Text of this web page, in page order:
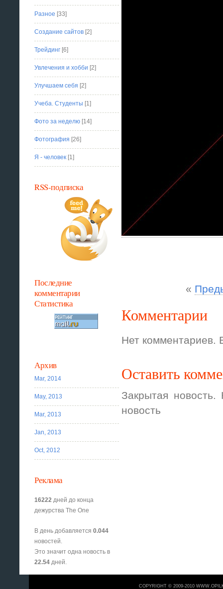
«
Комментарии
Нет
Оставить
Закрытая
новость
Разное [33]
Создание сайтов [2]
Трейдинг [6]
Увлечения и хобби [2]
Улучшаем себя [2]
Учеба. Студенты [1]
Фото за неделю [14]
Фотография [26]
Я - человек [1]
RSS-подписка
Последние
комментарии
Статистика
Архив
Mar, 2014
May, 2013
Mar, 2013
Jan, 2013
Oct, 2012
Реклама
16222 дней до конца
дежурства The One
В день добавляется0.044
новостей.
Это значит одна новость в
22.54 дней.
COPYRIGHT © 2009-2010